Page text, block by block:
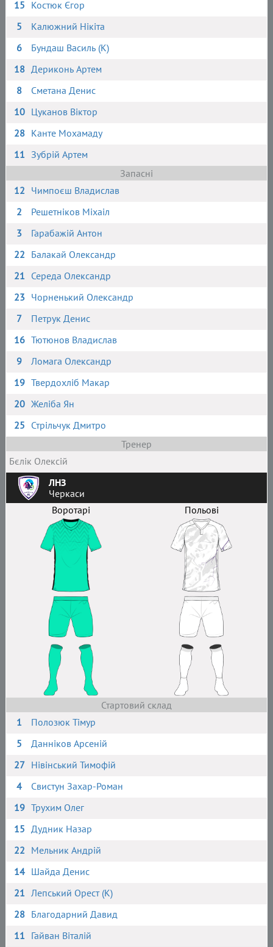
15 Костюк Єгор
5
Калюжний Нікіта
6
Бундаш Василь (К)
18 Дериконь Артем
8
Сметана Денис
10 Цуканов Віктор
28 Канте Мохамаду
11 Зубрій Артем
Запасні
12 Чимпоєш Владислав
2
Решетніков Міхаіл
3
Гарабажій Антон
22 Балакай Олександр
21 Середа Олександр
23 Чорненький Олександр
7
Петрук Денис
16 Тютюнов Владислав
9
Ломага Олександр
19 Твердохліб Макар
20 Желіба Ян
25 Стрільчук Дмитро
Тренер
Бєлік Олексій
ЛНЗ
Черкаси
Воротарі
Польові
Стартовий склад
1
Полозюк Тімур
5
Данніков Арсеній
27 Нівінський Тимофій
4
Свистун Захар-Роман
19 Трухим Олег
15 Дудник Назар
22 Мельник Андрій
14 Шайда Денис
21 Лепський Орест (К)
28 Благодарний Давид
11 Гайван Віталій